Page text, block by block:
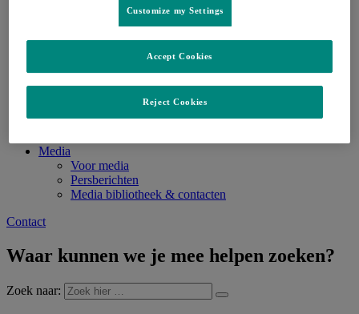
Voor Zorgprofessionals
Klinisch onderzoek
Zorgpartners
Media
Voor media
Persberichten
Media bibliotheek & contacten
Contact
Waar kunnen we je mee helpen zoeken?
Zoek naar:
Customize my Settings
Reject Cookies
Accept Cookies